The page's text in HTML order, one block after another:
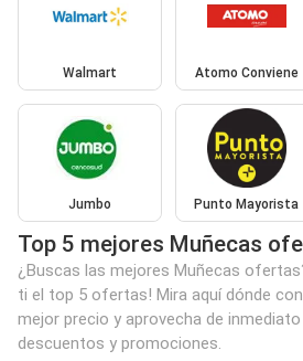
Walmart Atomo Conviene
Jumbo Punto Mayorista
Top 5 mejores Muñecas
¿Buscas las mejores Muñecas
ti el top 5 ofertas! Mira aquí dónde
mejor precio y aprovecha de
descuentos y promociones.